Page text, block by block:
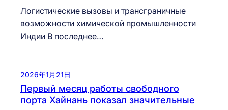
Логистические вызовы и трансграничные
возможности химической промышленности
Индии В последнее…
2026年1月21日
Первый месяц работы свободного
порта Хайнань показал значительные